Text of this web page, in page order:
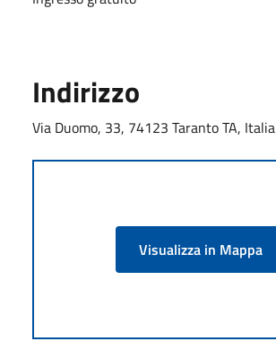
Indirizzo
Via Duomo, 33, 74123 Taranto TA, Italia
Visualizza in Mappa